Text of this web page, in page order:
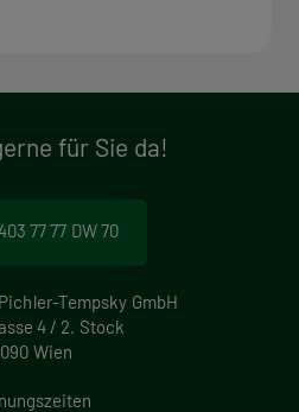
für Sie da!
77 77 DW 70
Tempsky GmbH
4 / 2. Stock
Wien